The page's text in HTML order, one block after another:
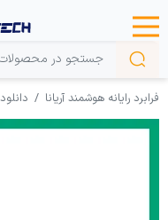
فرابرد رایانه هوشمند آریانا دانلود